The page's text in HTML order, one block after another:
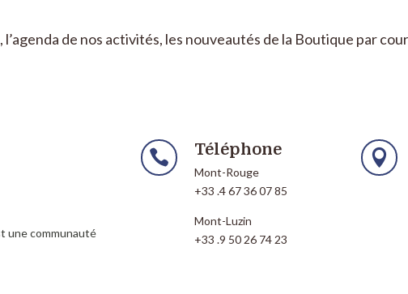
l’agenda de nos activités, les nouveautés de la Boutique par
une communauté
 Téléphone
Mont-Rouge
+33 .4 67 36 07 85
Mont-Luzin
+33 .9 50 26 74 23
